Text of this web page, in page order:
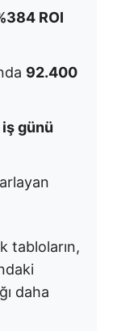
ROI
92.400
iş günü
tabloların,
daha